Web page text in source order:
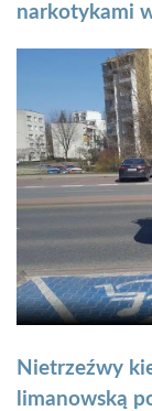
narkotykami
Nietrzeźwy
limanowską